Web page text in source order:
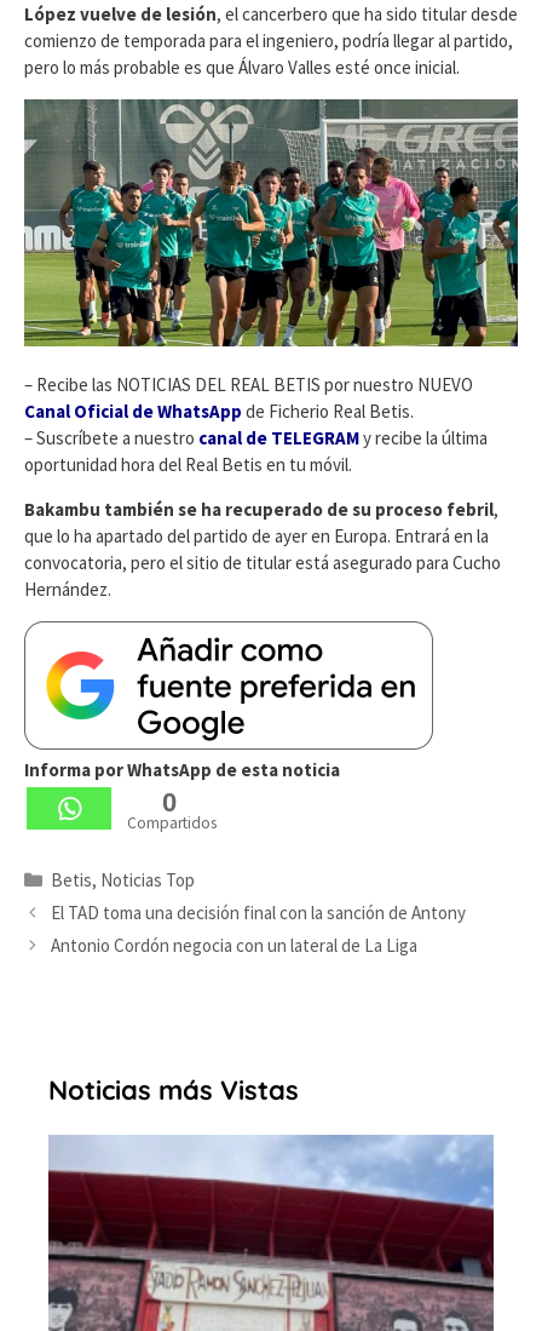
López vuelve de lesión, el cancerbero que ha sido titular desde
comienzo de temporada para el ingeniero, podría llegar al partido,
pero lo más probable es que Álvaro Valles esté once inicial.
– Recibe las NOTICIAS DEL REAL BETIS por nuestro NUEVO
Canal Oficial de WhatsApp de Ficherio Real Betis.
– Suscríbete a nuestro canal de TELEGRAMy recibe la última
oportunidad hora del Real Betis en tu móvil.
Bakambu también se ha recuperado de su proceso febril,
que lo ha apartado del partido de ayer en Europa. Entrará en la
convocatoria, pero el sitio de titular está asegurado para Cucho
Hernández.
Informa por WhatsApp de esta noticia
0
Compartidos
Categorías
Betis, Noticias Top
El TAD toma una decisión final con la sanción de Antony
Antonio Cordón negocia con un lateral de La Liga
Noticias más Vistas